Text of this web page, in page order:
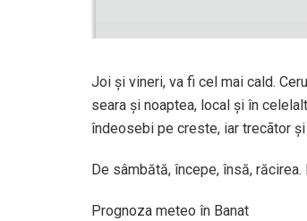
Joi şi vineri, va fi cel mai cald.
seara şi noaptea, local şi în
îndeosebi pe creste, iar trecãtor
De sâmbătă, începe, însă,
Prognoza meteo în Banat